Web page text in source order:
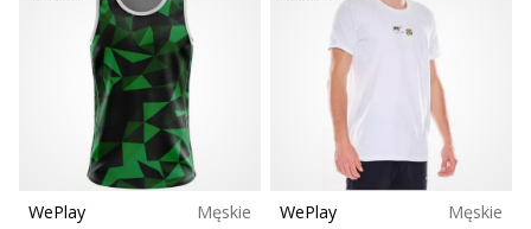
WePlay
Męskie
WePlay
Męskie